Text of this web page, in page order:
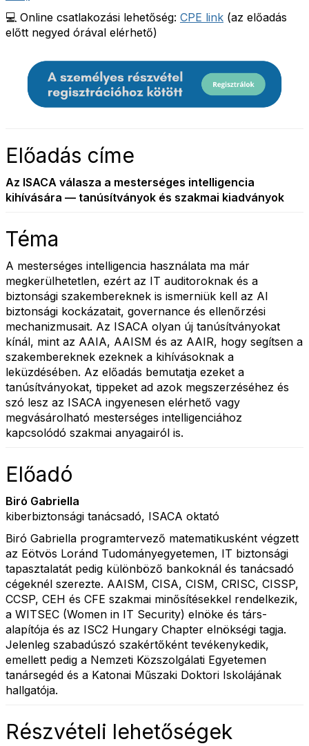
💻 Online csatlakozási lehetőség: CPE link (az előadás
előtt negyed órával elérhető)
Előadás címe
Az ISACA válasza a mesterséges intelligencia
kihívására — tanúsítványok és szakmai kiadványok
Téma
A mesterséges intelligencia használata ma már
megkerülhetetlen, ezért az IT auditoroknak és a
biztonsági szakembereknek is ismerniük kell az AI
biztonsági kockázatait, governance és ellenőrzési
mechanizmusait. Az ISACA olyan új tanúsítványokat
kínál, mint az AAIA, AAISM és az AAIR, hogy segítsen a
szakembereknek ezeknek a kihívásoknak a
leküzdésében. Az előadás bemutatja ezeket a
tanúsítványokat, tippeket ad azok megszerzéséhez és
szó lesz az ISACA ingyenesen elérhető vagy
megvásárolható mesterséges intelligenciához
kapcsolódó szakmai anyagairól is.
Előadó
Biró Gabriella
kiberbiztonsági tanácsadó, ISACA oktató
Biró Gabriella programtervező matematikusként végzett
az Eötvös Loránd Tudományegyetemen, IT biztonsági
tapasztalatát pedig különböző bankoknál és tanácsadó
cégeknél szerezte. AAISM, CISA, CISM, CRISC, CISSP,
CCSP, CEH és CFE szakmai minősítésekkel rendelkezik,
a WITSEC (Women in IT Security) elnöke és társ-
alapítója és az ISC2 Hungary Chapter elnökségi tagja.
Jelenleg szabadúszó szakértőként tevékenykedik,
emellett pedig a Nemzeti Közszolgálati Egyetemen
tanársegéd és a Katonai Műszaki Doktori Iskolájának
hallgatója.
Részvételi lehetőségek